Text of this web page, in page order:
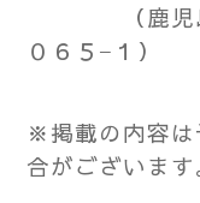
（鹿児島県
０６５−１）
※掲載の内容は
合がございます